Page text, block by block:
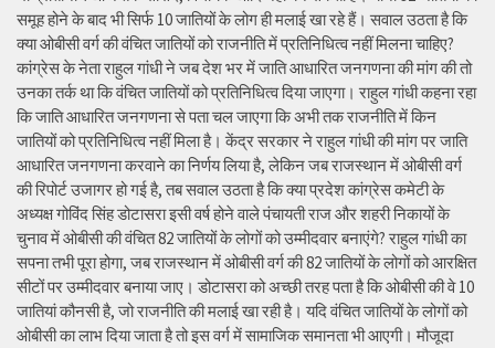
समूह होने के बाद भी सिर्फ 10 जातियों के लोग ही मलाई खा रहे हैं। सवाल उठता है कि
क्या ओबीसी वर्ग की वंचित जातियों को राजनीति में प्रतिनिधित्व नहीं मिलना चाहिए?
कांग्रेस के नेता राहुल गांधी ने जब देश भर में जाति आधारित जनगणना की मांग की तो
उनका तर्क था कि वंचित जातियों को प्रतिनिधित्व दिया जाएगा। राहुल गांधी कहना रहा
कि जाति आधारित जनगणना से पता चल जाएगा कि अभी तक राजनीति में किन
जातियों को प्रतिनिधित्व नहीं मिला है। केंद्र सरकार ने राहुल गांधी की मांग पर जाति
आधारित जनगणना करवाने का निर्णय लिया है, लेकिन जब राजस्थान में ओबीसी वर्ग
की रिपोर्ट उजागर हो गई है, तब सवाल उठता है कि क्या प्रदेश कांग्रेस कमेटी के
अध्यक्ष गोविंद सिंह डोटासरा इसी वर्ष होने वाले पंचायती राज और शहरी निकायों के
चुनाव में ओबीसी की वंचित 82 जातियों के लोगों को उम्मीदवार बनाएंगे? राहुल गांधी का
सपना तभी पूरा होगा, जब राजस्थान में ओबीसी वर्ग की 82 जातियों के लोगों को आरक्षित
सीटों पर उम्मीदवार बनाया जाए। डोटासरा को अच्छी तरह पता है कि ओबीसी की वे 10
जातियां कौनसी है, जो राजनीति की मलाई खा रही है। यदि वंचित जातियों के लोगों को
ओबीसी का लाभ दिया जाता है तो इस वर्ग में सामाजिक समानता भी आएगी। मौजूदा